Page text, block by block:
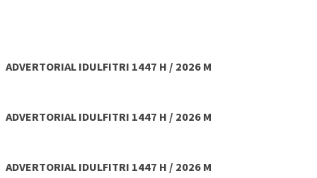
ADVERTORIAL IDULFITRI 1447 H / 2026 M
ADVERTORIAL IDULFITRI 1447 H / 2026 M
ADVERTORIAL IDULFITRI 1447 H / 2026 M